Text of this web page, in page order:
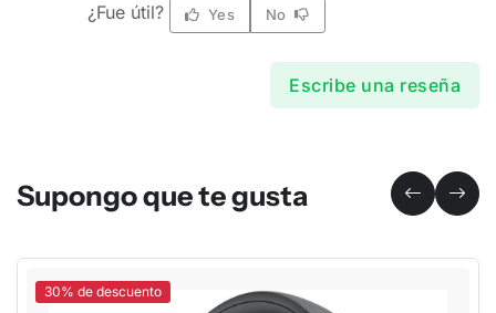
¿Fue útil? Yes No
Escribe una reseña
Supongo que te gusta
30% de descuento